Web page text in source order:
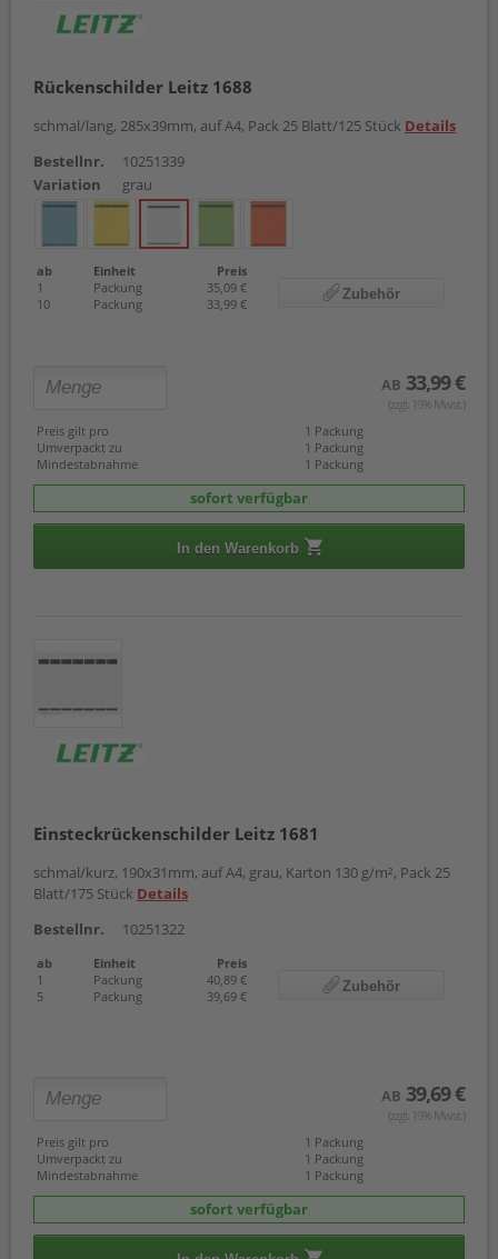
Rückenschilder Leitz 1688
schmal/lang, 285x39mm, auf A4, Pack 25 Blatt/125 Stück Details
Bestellnr.
10251339
Variation
grau
ab Einheit
Preis
1
Packung
35,09 €
10
Packung 33,99 €
Zubehör
AB 33,99 €
(zzgl. 19% Mwst.)
Preis gilt pro
1 Packung
Umverpackt zu
1 Packung
Mindestabnahme
1 Packung
sofort verfügbar
In den Warenkorb
Einsteckrückenschilder Leitz 1681
schmal/kurz, 190x31mm, auf A4, grau, Karton 130 g/m², Pack 25
Blatt/175 Stück Details
Bestellnr.
10251322
ab Einheit
Preis
1
Packung
40,89 €
5
Packung 39,69 €
Zubehör
AB 39,69 €
(zzgl. 19% Mwst.)
Preis gilt pro
1 Packung
Umverpackt zu
1 Packung
Mindestabnahme
1 Packung
sofort verfügbar